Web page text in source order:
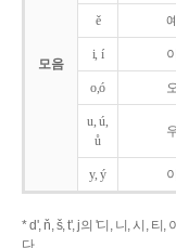
모음
ě 예
i, í 이
o,ó
u, ú,
ů
y, ý 이
* d', ň, š, t', j의 '디, 니, 시, 티
다.